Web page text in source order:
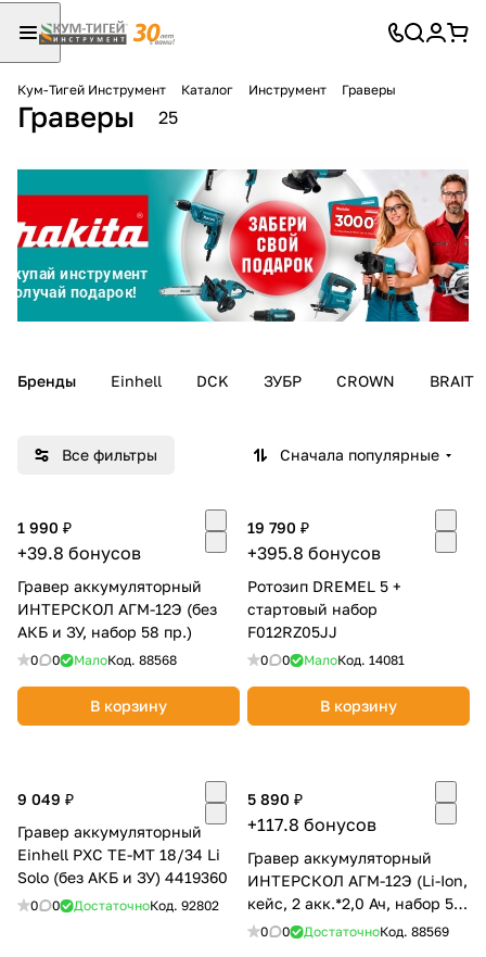
Кум-Тигей Инструмент Каталог Инструмент Граверы
Граверы 25
Бренды Einhell DCK ЗУБР CROWN BRAIT
Все фильтры Сначала популярные
1 990 ₽
+39.8 бонусов
Гравер аккумуляторный
ИНТЕРСКОЛ АГМ-12Э (без
АКБ и ЗУ, набор 58 пр.)
0 0 МалоКод. 88568
В корзину
19 790 ₽
+395.8 бонусов
Ротозип DREMEL 5 +
стартовый набор
F012RZ05JJ
0 0 МалоКод. 14081
В корзину
9 049 ₽
Гравер аккумуляторный
Einhell PXC TE-MT 18/34 Li
Solo (без АКБ и ЗУ) 4419360
0 0 ДостаточноКод. 92802
5 890 ₽
+117.8 бонусов
Гравер аккумуляторный
ИНТЕРСКОЛ АГМ-12Э (Li-Ion,
кейс, 2 акк.*2,0 Ач, набор 58
пр.)
0 0 ДостаточноКод. 88569
Для клиентов всех банков
Разбейте
оплату на части
без переплат
Добавляйте товары
в корзину
Оплачивайте сегодня только
25
% картой любого банка
Получайте товар
75 % будут
списыватьсяс вашей карты
по 25%каждые 2 недели